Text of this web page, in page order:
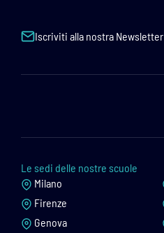
Iscriviti alla nostra Newsletter
Le sedi delle nostre scuole
Milano
Firenze
Genova